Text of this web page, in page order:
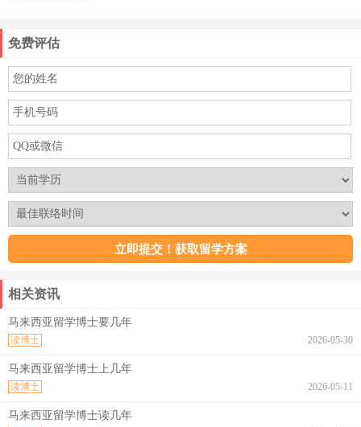
免费评估
相关资讯
马来西亚留学博士要几年
2026-05-30
读博士
马来西亚留学博士上几年
2026-05-11
读博士
马来西亚留学博士读几年